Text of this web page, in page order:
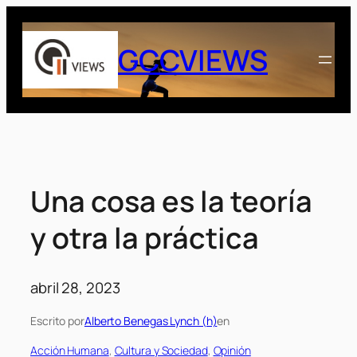
Saltar
contenido
GCCVIEWS
Una cosa es la teoría
y otra la práctica
abril 28, 2023
Escrito porAlberto Benegas Lynch (h)en
Acción Humana, Cultura y Sociedad, Opinión